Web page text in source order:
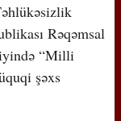
Rəqəmsal
“Milli
şəxs